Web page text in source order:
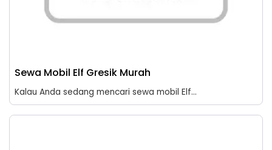
Sewa Mobil Elf Gresik Murah
Kalau Anda sedang mencari sewa mobil Elf...